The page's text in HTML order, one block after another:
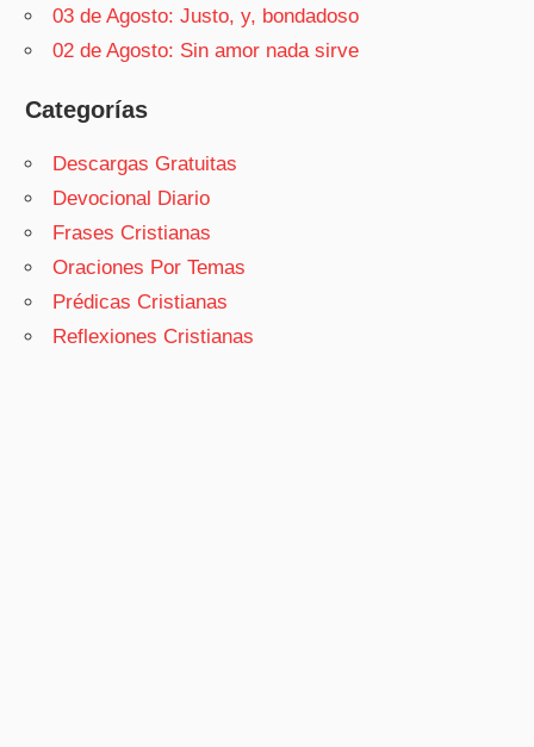
03 de Agosto: Justo, y, bondadoso
02 de Agosto: Sin amor nada sirve
Categorías
Descargas Gratuitas
Devocional Diario
Frases Cristianas
Oraciones Por Temas
Prédicas Cristianas
Reflexiones Cristianas